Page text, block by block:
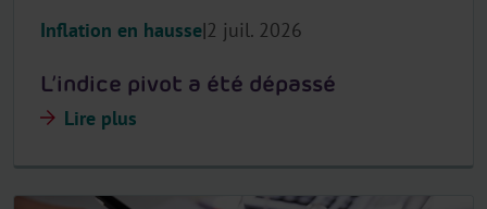
Inflation en hausse 2 juil. 2026
L’indice pivot a été dépassé
Lire plus